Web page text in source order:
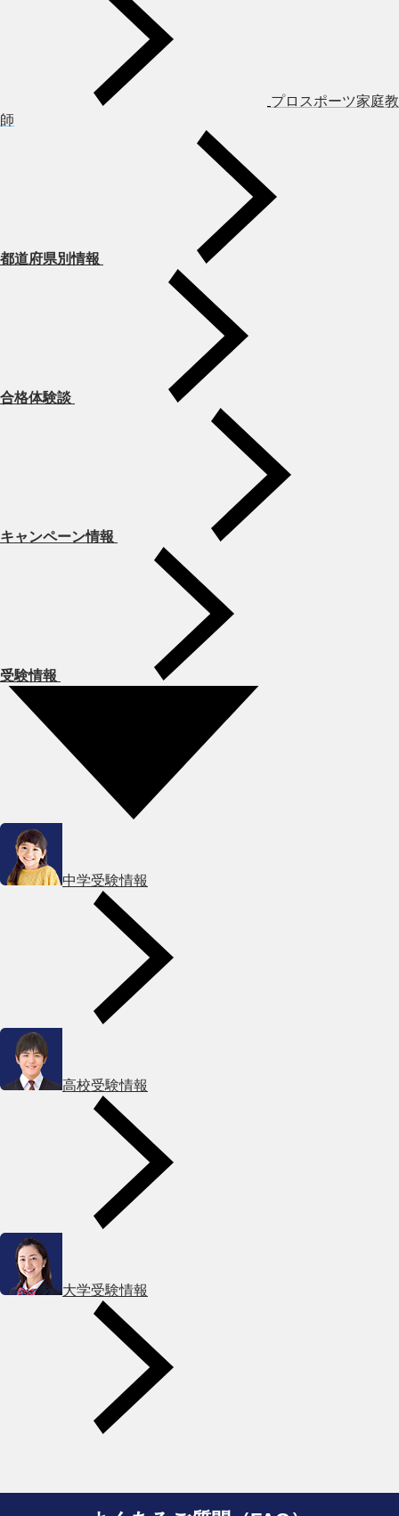
プロスポーツ家庭教
師
都道府県別情報
合格体験談
キャンペーン情報
受験情報
中学受験情報
高校受験情報
大学受験情報